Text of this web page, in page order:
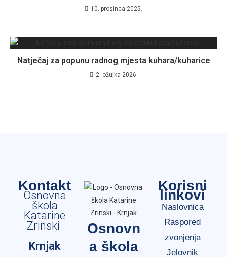
10. prosinca 2025.
Natječaj za popunu radnog mjesta kuhara/kuharice
2. ožujka 2026.
Kontakt
Osnovna
škola
Katarine
Zrinski
Krnjak
Osnovn
a škola
Korisni
linkovi
Naslovnica
Raspored
zvonjenja
Jelovnik